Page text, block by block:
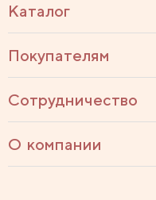
Каталог
Покупателям
Сотрудничество
О компании